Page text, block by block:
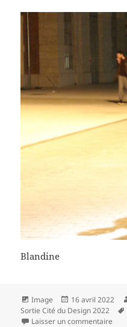
Blandine
Format
Image
Publié
le
16 avril 2022
Sortie Cité du Design 2022
Laisser un commentaire